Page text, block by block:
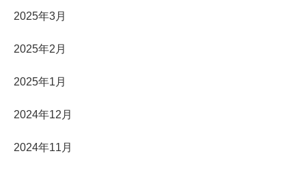
2025年3月
2025年2月
2025年1月
2024年12月
2024年11月